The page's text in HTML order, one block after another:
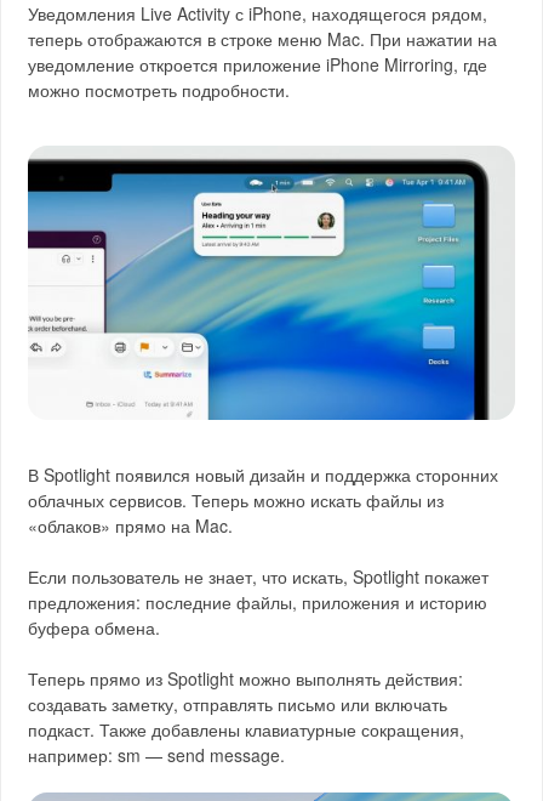
Уведомления Live Activity с iPhone, находящегося рядом,
теперь отображаются в строке меню Mac. При нажатии на
уведомление откроется приложение iPhone Mirroring, где
можно посмотреть подробности.
В Spotlight появился новый дизайн и поддержка сторонних
облачных сервисов. Теперь можно искать файлы из
«облаков» прямо на Mac.
Если пользователь не знает, что искать, Spotlight покажет
предложения: последние файлы, приложения и историю
буфера обмена.
Теперь прямо из Spotlight можно выполнять действия:
создавать заметку, отправлять письмо или включать
подкаст. Также добавлены клавиатурные сокращения,
например: sm — send message.